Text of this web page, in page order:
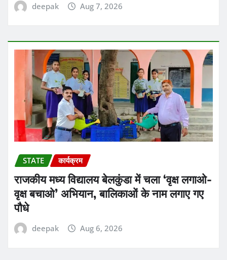
deepak Aug 7, 2026
STATE कार्यक्रम
राजकीय मध्य विद्यालय बेलकुंडा में चला ‘वृक्ष लगाओ-
वृक्ष बचाओ’ अभियान, बालिकाओं के नाम लगाए गए
पौधे
deepak Aug 6, 2026